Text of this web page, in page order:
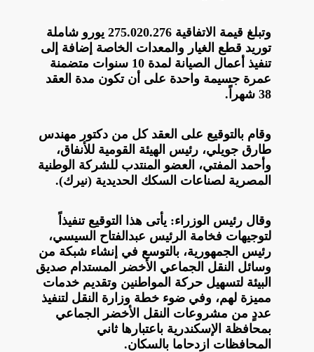
وتبلغ قيمة الاتفاقية 275.020.276 يورو شاملة
توريد قطع الغيار والمعدات الخاصة إضافة إلى
تنفيذ أعمال الصيانة لمدة 10 سنوات متضمنة
عمرة جسيمة واحدة على أن تكون مدة العقد
38 شهراً.
وقام بالتوقيع على العقد كل من دكتور مهندس
طارق جويلي، رئيس الهيئة القومية للأنفاق،
وأحمد المفتي، العضو المنتدب للشركة الوطنية
المصرية لصناعات السكك الحديدية (نيرك).
وقال رئيس الوزراء: يأتى هذا التوقيع تنفيذاً
لتوجيهات فخامة الرئيس عبدالفتاح السيسي،
رئيس الجمهورية، بالتوسع في إنشاء شبكة من
وسائل النقل الجماعي الأخضر المستدام صديق
البيئة لتسهيل حركة المواطنين وتقديم خدمات
مميزة لهم، وفي ضوء خطة وزارة النقل لتنفيذ
عددٍ من مشروعات النقل الأخضر الجماعي
بمحافظة الإسكندرية باعتبارها ثاني
المحافظات ازدحاما بالسكان.